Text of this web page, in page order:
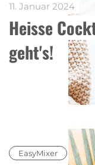
Heisse
geht's!
11. Januar 2024
EasyMixer